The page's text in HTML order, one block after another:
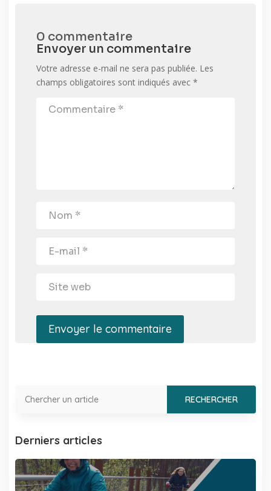
0 commentaire
Envoyer un commentaire
Votre adresse e-mail ne sera pas publiée. Les
champs obligatoires sont indiqués avec *
Envoyer le commentaire
Derniers articles